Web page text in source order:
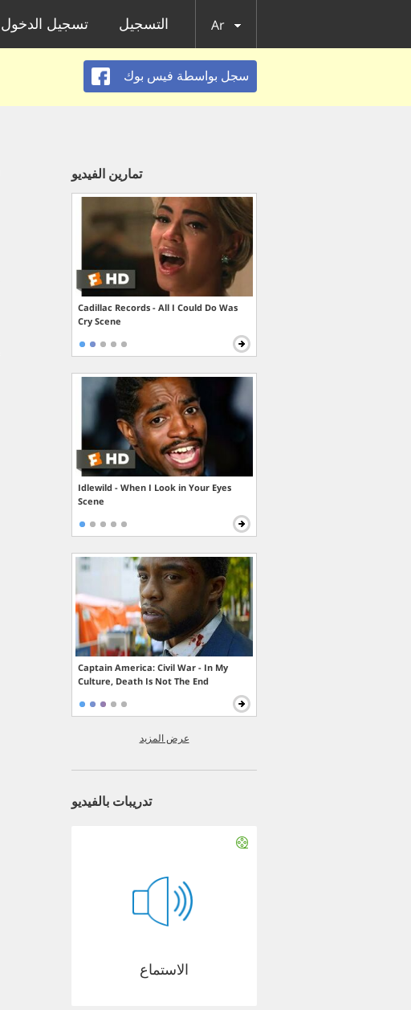
تسجيل الدخول التسجيل Ar
سجل بواسطة فيس بوك
تمارين الفيديو
Cadillac Records - All I Could Do Was
Cry Scene
Idlewild - When I Look in Your Eyes
Scene
Captain America: Civil War - In My
Culture, Death Is Not The End
عرض المزيد
تدريبات بالفيديو
الاستماع